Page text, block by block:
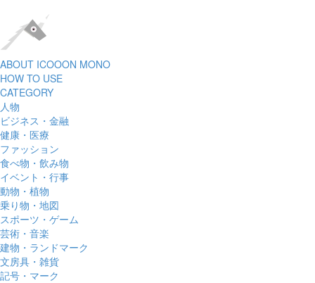
ABOUT ICOOON MONO
HOW TO USE
CATEGORY
人物
ビジネス・金融
健康・医療
ファッション
食べ物・飲み物
イベント・行事
動物・植物
乗り物・地図
スポーツ・ゲーム
芸術・音楽
建物・ランドマーク
文房具・雑貨
記号・マーク